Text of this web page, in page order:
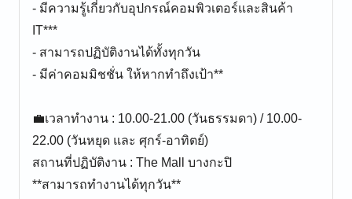
- มีความรู้เกี่ยวกับอุปกรณ์คอมพิวเตอร์และสินค้า
IT***
- สามารถปฏิบัติงานได้ทั้งทุกวัน
- มีค่าคอมมิชชั่น ให้หากทำถึงเป้า**
💼เวลาทำงาน : 10.00-21.00 (วันธรรมดา) / 10.00-
22.00 (วันหยุด และ ศุกร์-อาทิตย์)
สถานที่ปฏิบัติงาน : The Mall บางกะปิ
**สามารถทำงานได้ทุกวัน**